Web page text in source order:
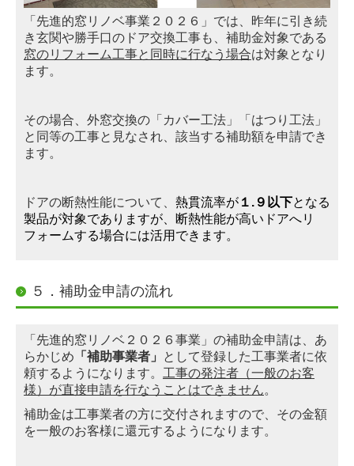
「先進的窓リノベ事業２０２６」では、昨年に引き続
き玄関や勝手口のドア交換工事も、補助金対象である
窓のリフォーム工事と同時に行なう場合は対象となり
ます。
その場合、外窓交換の「カバー工法」「はつり工法」
と同等の工事と見なされ、該当する補助額を申請でき
ます。
ドアの断熱性能について、 熱貫流率が １.９以下となる
製品が対象でありますが、断熱性能が高いドアへリ
フォームする場合には活用できます。
５．補助金申請の流れ
「先進的窓リノベ２０２６事業」の補助金申請は、あ
らかじめ 「補助事業者」 として登録した工事業者に依
頼するようになります。 工事の発注者（一般のお客
様）が直接申請を行なうことはできません。
補助金は工事業者の方に交付されますので、その金額
を一般のお客様に還元するようになります。